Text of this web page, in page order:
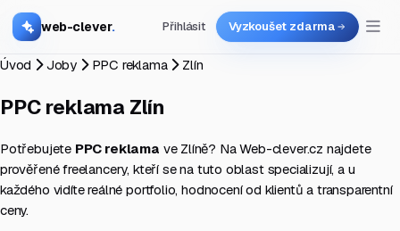
web-clever. Přihlásit Vyzkoušet zdarma
Úvod Joby PPC reklama Zlín
PPC reklama Zlín
Potřebujete PPC reklama ve Zlíně? Na Web-clever.cz najdete
prověřené freelancery, kteří se na tuto oblast specializují, a u
každého vidíte reálné portfolio, hodnocení od klientů a transparentní
ceny.